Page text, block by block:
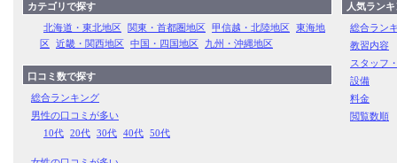
カテゴリで探す
北海道・東北地区 関東・首都圏地区 甲信越・北陸地区 東海地
区 近畿・関西地区 中国・四国地区 九州・沖縄地区
口コミ数で探す
総合ランキング
男性の口コミが多い
10代 20代 30代 40代 50代
人気ラン
総合ラン
教習内容
スタッフ
設備
料金
閲覧数順